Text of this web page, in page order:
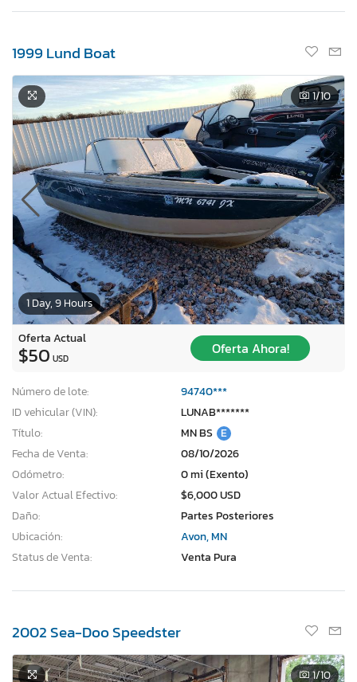
1999 Lund Boat
1 Day, 9 Hours
1/10
Oferta Actual
$50 USD
Oferta Ahora!
Número de lote:
94740***
ID vehicular (VIN):
LUNAB*******
Título:
MN BS E
Fecha de Venta:
08/10/2026
Odómetro:
0 mi (Exento)
Valor Actual Efectivo:
$6,000 USD
Daño:
Partes Posteriores
Ubicación:
Avon, MN
Status de Venta:
Venta Pura
2002 Sea-Doo Speedster
1/10